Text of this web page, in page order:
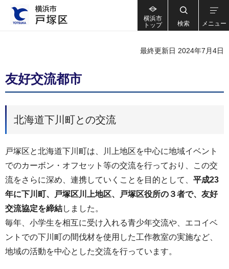
横浜市
トップ
検索 メニュー
最終更新日 2024年7月4日
友好交流都市
北海道下川町との交流
戸塚区と北海道下川町は、川上地区を中心に地域イベント
でのカーボン・オフセット等の交流を行っており、この交
流をさらに深め、連携していくことを目的として、 平成23
年に下川町、戸塚区川上地区、戸塚区役所の３者で、友好
交流協定を締結しました。
毎年、小学生を相互に受け入れる青少年交流や、エコイベ
ントでの下川町の間伐材を使用した工作教室の実施など、
地域の活動を中心とした交流を行っています。